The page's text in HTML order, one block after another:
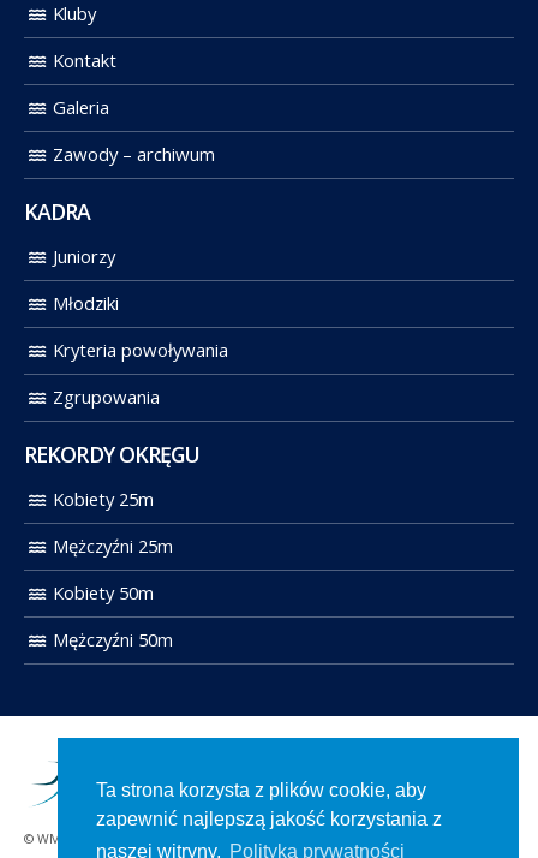
Kluby
Kontakt
Galeria
Zawody – archiwum
KADRA
Juniorzy
Młodziki
Kryteria powoływania
Zgrupowania
REKORDY OKRĘGU
Kobiety 25m
Mężczyźni 25m
Kobiety 50m
Mężczyźni 50m
© WMOZP 2021. Wszelkie prawa zastrzeżone.
Ta strona korzysta z plików cookie, aby
zapewnić najlepszą jakość korzystania z
naszej witryny. Polityka prywatności